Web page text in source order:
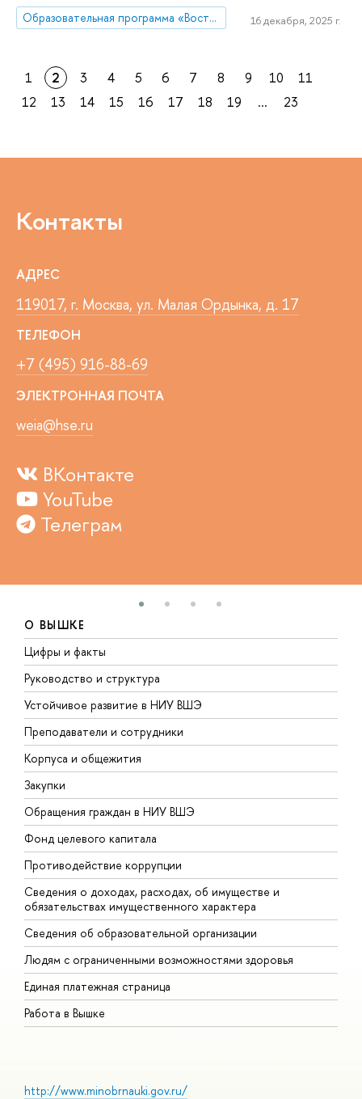
Образовательная программа «Востоковедение»
16 декабря, 2025 г.
1 2 3 4 5 6 7 8 9 10
11
12
13 14 15 16 17 18 19 ... 23
Контакты
АДРЕС
119017, г. Москва, ул. Малая Ордынка, д. 17
ТЕЛЕФОН
+7 (495) 916-88-69
ЭЛЕКТРОННАЯ ПОЧТА
weia@hse.ru
ВКонтакте
YouTube
Телеграм
О ВЫШКЕ
Цифры и факты
Руководство и структура
Устойчивое развитие в НИУ ВШЭ
Преподаватели и сотрудники
Корпуса и общежития
Закупки
Обращения граждан в НИУ ВШЭ
Фонд целевого капитала
Противодействие коррупции
Сведения о доходах, расходах, об имуществе и
обязательствах имущественного характера
Сведения об образовательной организации
Людям с ограниченными возможностями здоровья
Единая платежная страница
Работа в Вышке
http://www.minobrnauki.gov.ru/